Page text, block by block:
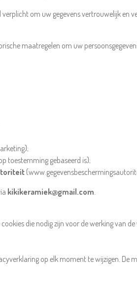
om uw gegevens vertrouwelijk en
maatregelen om uw
toestemming gebaseerd is);
kikikeramiek@gmail.com.
die nodig zijn voor de werking van
op elk moment te wijzigen. De